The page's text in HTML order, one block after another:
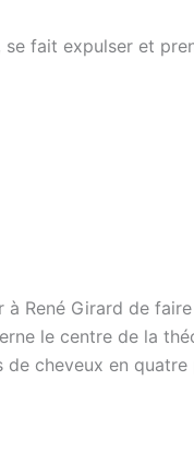
se fait expulser et
René Girard de
le centre de la
cheveux en